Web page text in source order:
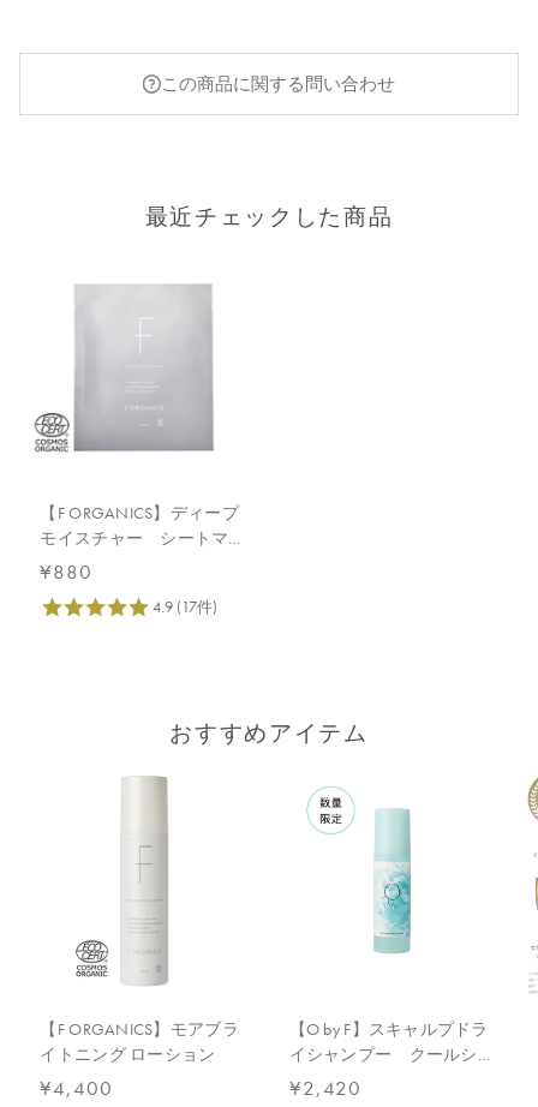
この商品に関する問い合わせ
最近チェックした商品
【F ORGANICS】ディープ
モイスチャー シートマス
ク 1枚入
¥880
おすすめアイテム
【F ORGANICS】モアブラ
イトニング ローション
¥4,400
【O by F】スキャルプドラ
イシャンプー クールショ
ット
¥2,420